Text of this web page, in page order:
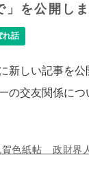
」を公開し
れ話
新しい記事を公
の交友関係につ
賀色紙帖 政財界